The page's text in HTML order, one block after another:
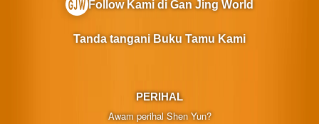
PERIHAL
Awam perihal Shen Yun?
Follow Kami di Gan Jing World
Tanda tangani Buku Tamu Kami